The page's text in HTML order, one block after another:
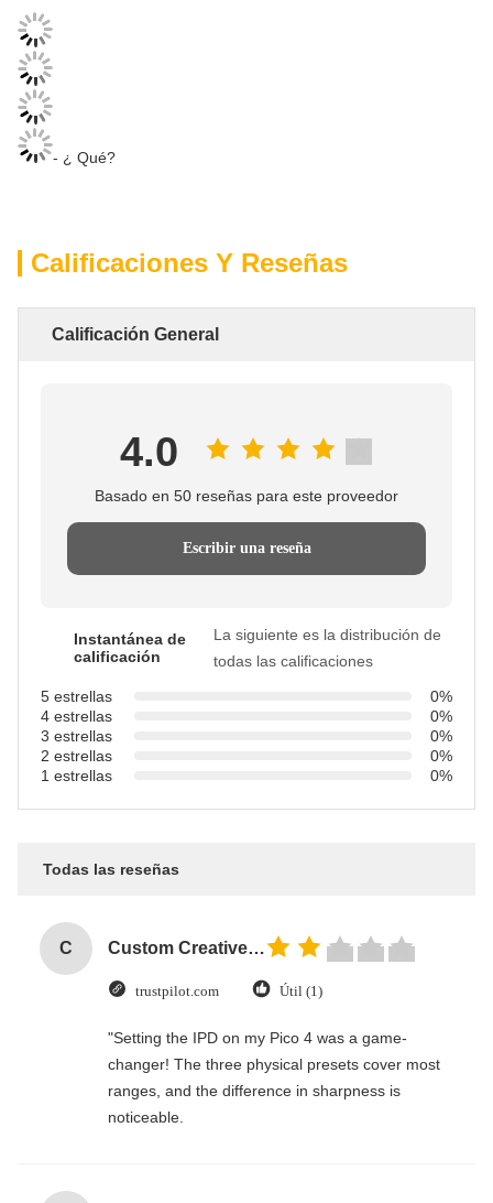
- ¿ Qué?
Calificaciones Y Reseñas
Calificación General
4.0
Basado en 50 reseñas para este proveedor
Escribir una reseña
Instantánea de
calificación
La siguiente es la distribución de
todas las calificaciones
5 estrellas
0%
4 estrellas
0%
3 estrellas
0%
2 estrellas
0%
1 estrellas
0%
Todas las reseñas
C Custom Creative Goodie Christmas Kraft Paper Gift Bag with Your Own Logo for Xmas Decorative Party
trustpilot.com Útil (1)
"Setting the IPD on my Pico 4 was a game-
changer! The three physical presets cover most
ranges, and the difference in sharpness is
noticeable.